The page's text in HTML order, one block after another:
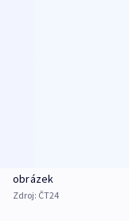
obrázek
Zdroj: ČT24